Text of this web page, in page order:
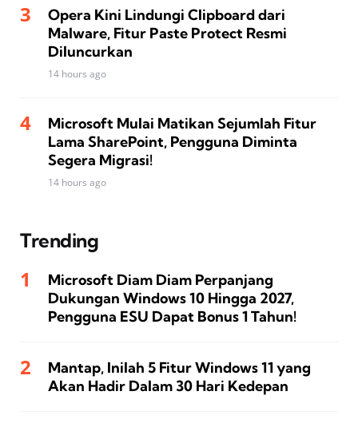
Opera Kini Lindungi Clipboard dari
Malware, Fitur Paste Protect Resmi
Diluncurkan
14 hours ago
Microsoft Mulai Matikan Sejumlah Fitur
Lama SharePoint, Pengguna Diminta
Segera Migrasi!
14 hours ago
Trending
Microsoft Diam Diam Perpanjang
Dukungan Windows 10 Hingga 2027,
Pengguna ESU Dapat Bonus 1 Tahun!
Mantap, Inilah 5 Fitur Windows 11 yang
Akan Hadir Dalam 30 Hari Kedepan